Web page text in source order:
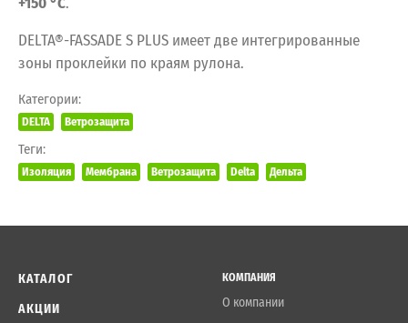
DELTA®-FASSADE S PLUS имеет две интегрированные
зоны проклейки по краям рулона.
Категории:
DELTA Ветрозащита
Теги:
Изоляция Мембрана Ветрозащита Delta Дельта
КАТАЛОГ
АКЦИИ
КОМПАНИЯ
О компании